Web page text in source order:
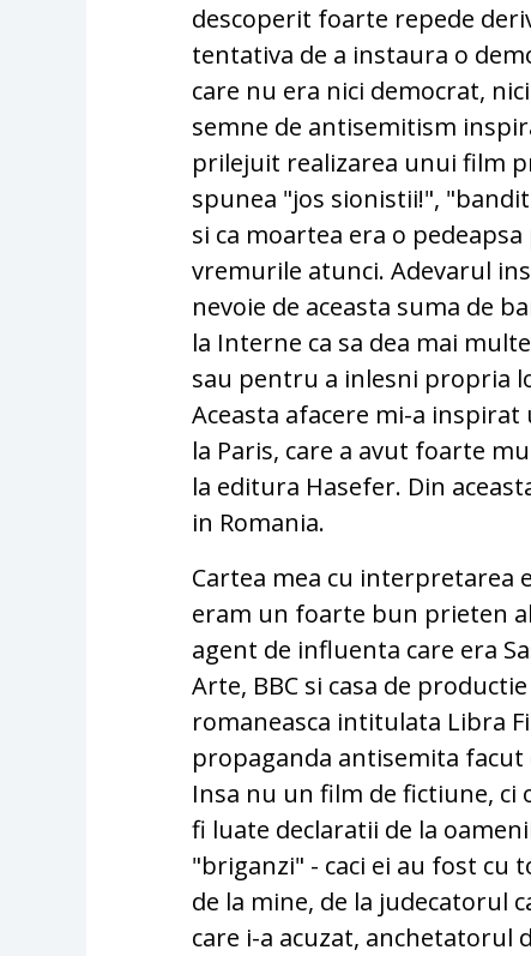
descoperit foarte repede
tentativa de a instaura o
care nu era nici democrat,
semne de antisemitism
prilejuit realizarea unui film
spunea "jos sionistii!",
si ca moartea era o
vremurile atunci. Adevarul
nevoie de aceasta suma de
la Interne ca sa dea mai
sau pentru a inlesni propria
Aceasta afacere mi-a
la Paris, care a avut foarte
la editura Hasefer. Din
in Romania.
Cartea mea cu interpretarea
eram un foarte bun prieten
agent de influenta care era
Arte, BBC si casa de
romaneasca intitulata Libra
propaganda antisemita facut
Insa nu un film de fictiune,
fi luate declaratii de la
"briganzi" - caci ei au fost cu
de la mine, de la judecatorul
care i-a acuzat, anchetatorul